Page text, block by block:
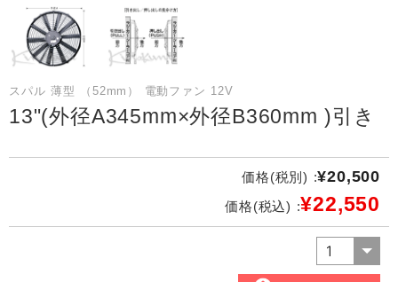
スパル 薄型 （52mm） 電動ファン 12V
13"(外径A345mm×外径B360mm )引き
価格(税別) :¥20,500
価格(税込) :¥22,550